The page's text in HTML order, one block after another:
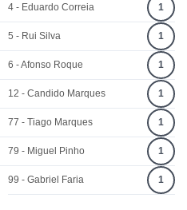
4 - Eduardo Correia 1
5 - Rui Silva 1
6 - Afonso Roque 1
12 - Candido Marques 1
77 - Tiago Marques 1
79 - Miguel Pinho 1
99 - Gabriel Faria 1